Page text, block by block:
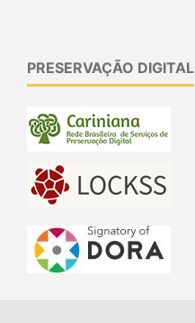
PRESERVAÇÃO DIGITAL